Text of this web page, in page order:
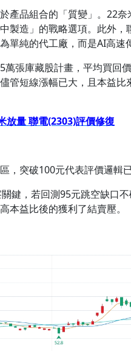
產品組合的「質變」。22
製造」的戰略選項。此外
單純的代工廠，而是AI高速
張庫藏股計畫，平均買回
管短線漲幅已大，且本益
放量 聯電(2303)評價修復
，突破100元代表評價邏輯
鍵，若回測95元跳空缺口
本益比後的獲利了結賣壓。